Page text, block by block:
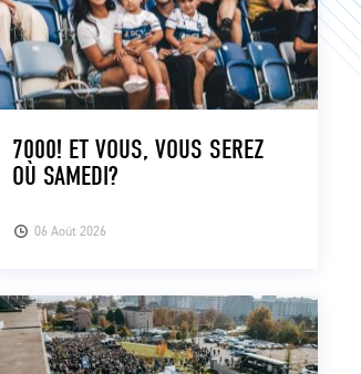
06 Août 2026
7000! ET VOUS, VOUS SEREZ
OÙ SAMEDI?